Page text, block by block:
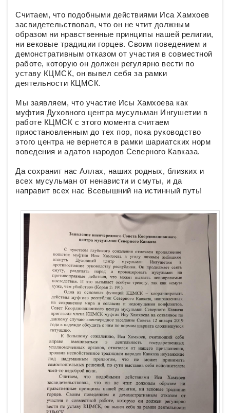
Считаем, что подобными действиями Иса Хамхоев
засвидетельствовал, что он не чтит должным
образом ни нравственные принципы нашей религии,
ни вековые традиции горцев. Своим поведением и
демонстративным отказом от участия в совместной
работе, которую он должен регулярно вести по
уставу КЦМСК, он вывел себя за рамки
деятельности КЦМСК.
Мы заявляем, что участие Исы Хамхоева как
муфтия Духовного центра мусульман Ингушетии в
работе КЦМСК с этого момента считаем
приостановленным до тех пор, пока руководство
этого центра не вернется в рамки шариатских норм
поведения и адатов народов Северного Кавказа.
Да сохранит нас Аллах, наших родных, близких и
всех мусульман от ненависти и смуты, и да
направит всех нас Всевышний на истинный путь!